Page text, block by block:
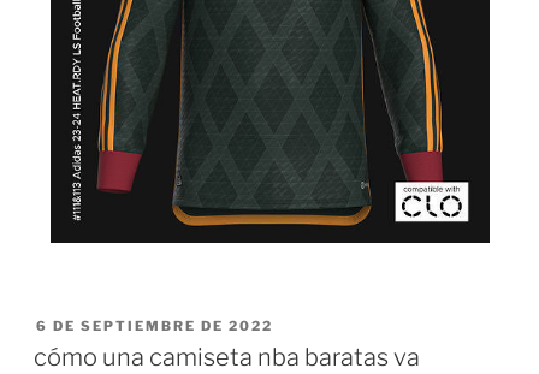
PUBLICADO
EL
6 DE SEPTIEMBRE DE 2022
cómo una camiseta nba baratas va